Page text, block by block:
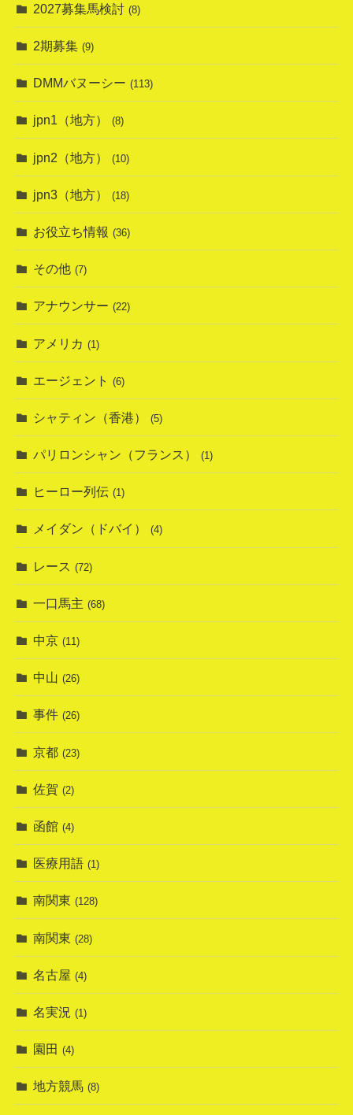
2027募集馬検討 (8)
2期募集 (9)
DMMバヌーシー (113)
jpn1（地方） (8)
jpn2（地方） (10)
jpn3（地方） (18)
お役立ち情報 (36)
その他 (7)
アナウンサー (22)
アメリカ (1)
エージェント (6)
シャティン（香港） (5)
パリロンシャン（フランス） (1)
ヒーロー列伝 (1)
メイダン（ドバイ） (4)
レース (72)
一口馬主 (68)
中京 (11)
中山 (26)
事件 (26)
京都 (23)
佐賀 (2)
函館 (4)
医療用語 (1)
南関東 (128)
南関東 (28)
名古屋 (4)
名実況 (1)
園田 (4)
地方競馬 (8)